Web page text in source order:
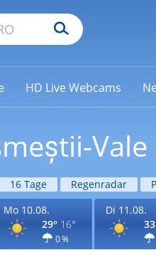
HD Live Webcams
Vale
16 Tage Regenradar
Mo 10.08.
29° 16°
0 %
Di 11.08.